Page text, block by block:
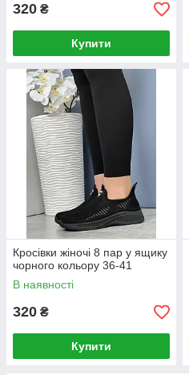
320 ₴
Купити
Кросівки жіночі 8 пар у ящику
чорного кольору 36-41
В наявності
320 ₴
Купити